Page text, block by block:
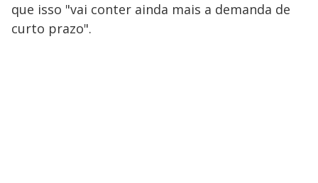
que isso "vai conter ainda mais a demanda de
curto prazo".